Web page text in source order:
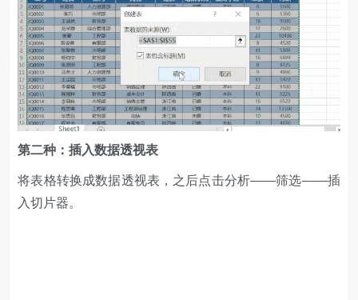
第二种：插入数据透视表
将表格转换成数据透视表，之后点击分析——筛选——插
入切片器。